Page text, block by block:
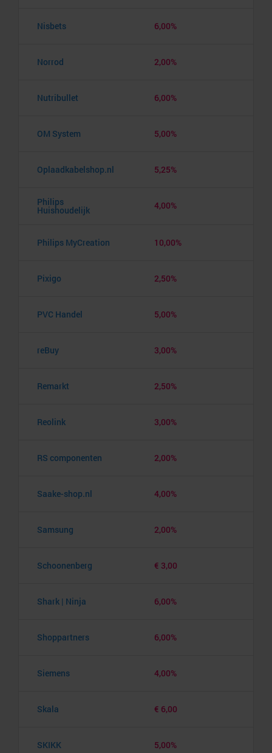
Nisbets 6,00%
Norrod 2,00%
Nutribullet 6,00%
OM System 5,00%
Oplaadkabelshop.nl 5,25%
Philips
Huishoudelijk 4,00%
Philips MyCreation 10,00%
Pixigo 2,50%
PVC Handel 5,00%
reBuy 3,00%
Remarkt 2,50%
Reolink 3,00%
RS componenten 2,00%
Saake-shop.nl 4,00%
Samsung 2,00%
Schoonenberg € 3,00
Shark | Ninja 6,00%
Shoppartners 6,00%
Siemens 4,00%
Skala € 6,00
SKIKK 5,00%